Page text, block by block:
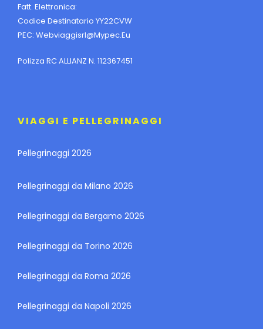
Fatt. Elettronica:
Codice Destinatario YY22CVW
PEC: Webviaggisrl@mypec.eu
Polizza RC ALLIANZ N. 112367451
VIAGGI E PELLEGRINAGGI
Pellegrinaggi 2026
Pellegrinaggi da Milano 2026
Pellegrinaggi da Bergamo 2026
Pellegrinaggi da Torino 2026
Pellegrinaggi da Roma 2026
Pellegrinaggi da Napoli 2026